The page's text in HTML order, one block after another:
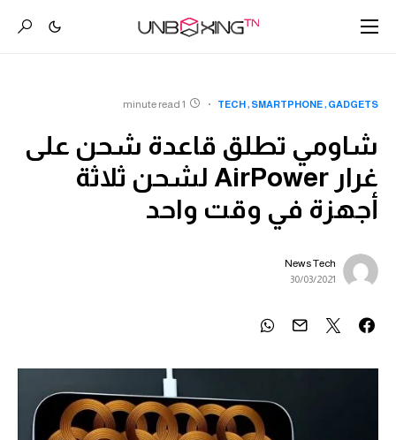
GADGETS
SMARTPHONE
TECH
1 minute read
شاومي تطلق قاعدة شحن على
غرار AirPower لشحن ثلاثة
أجهزة في وقت واحد
News Tech
30/03/2021